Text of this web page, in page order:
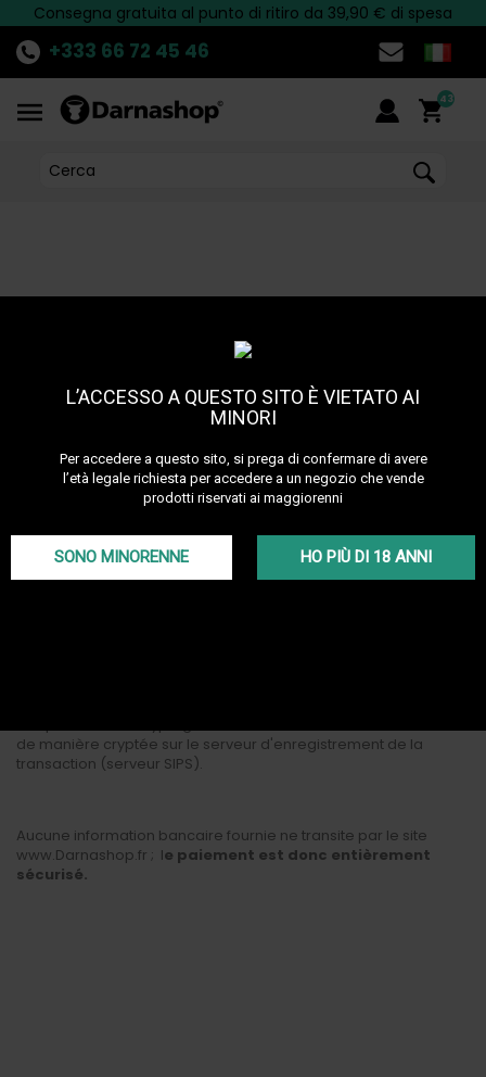
L’ACCESSO A QUESTO SITO È VIETATO AI
MINORI
Per accedere a questo sito, si prega di confermare di avere
l’età legale richiesta per accedere a un negozio che vende
prodotti riservati ai maggiorenni
SONO MINORENNE HO PIÙ DI 18 ANNI
ScopriLA PROMOdel momento!>>
Consegna gratuita al punto di ritiro da 39,90 € di spesa
Paga in più rate con Alma
+333 66 72 45 46
43
/ e-carte bleue / Visa / Mastercard ) sur www.Darnashop.fr,
nous vous garantissons un paiement en toute sécurité.
Après avoir choisi le règlement par carte bancaire, vous serez
de manière cryptée sur le serveur d'enregistrement de la
transaction (serveur SIPS).
Aucune information bancaire fournie ne transite par le site
www.Darnashop.fr ; le paiement est donc entièrement
sécurisé.